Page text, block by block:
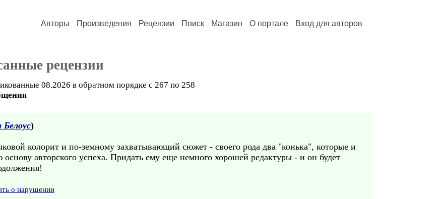
Авторы Произведения Рецензии Поиск Магазин О портале Вход для авторов
рецензии
08.2026 в обратном порядке с 267 по 258
Белоус)
колорит и по-земному захватывающий сюжет - своего рода два "конька", которые и
основу авторского успеха. Придать ему еще немного хорошей редактуры - и он будет
о нарушении